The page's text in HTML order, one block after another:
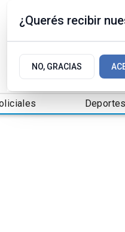
Deportes
¿Querés recibir
NO, GRACIAS